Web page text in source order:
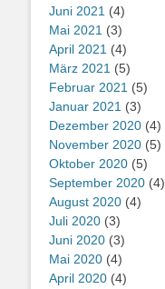
Juni 2021 (4)
Mai 2021 (3)
April 2021 (4)
März 2021 (5)
Februar 2021 (5)
Januar 2021 (3)
Dezember 2020 (4)
November 2020 (5)
Oktober 2020 (5)
September 2020 (4)
August 2020 (4)
Juli 2020 (3)
Juni 2020 (3)
Mai 2020 (4)
April 2020 (4)